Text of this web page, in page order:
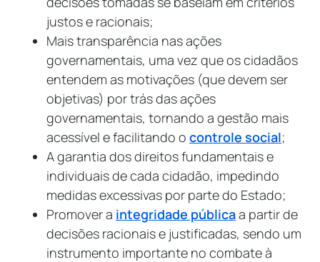
justos e racionais;
Mais transparência nas ações
governamentais, uma vez que os cidadãos
entendem as motivações (que devem ser
objetivas) por trás das ações
governamentais, tornando a gestão mais
acessível e facilitando o controle social;
A garantia dos direitos fundamentais e
individuais de cada cidadão, impedindo
medidas excessivas por parte do Estado;
Promover a integridade públicaa partir de
decisões racionais e justificadas, sendo um
instrumento importante no combate à